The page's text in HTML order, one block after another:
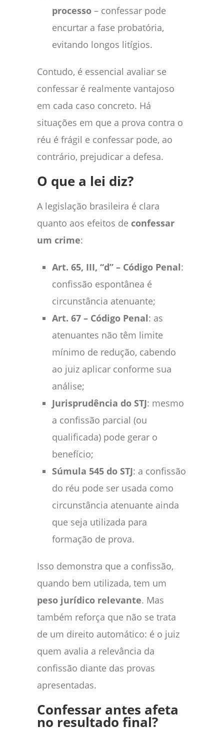
processo – confessar pode
encurtar a fase probatória,
evitando longos litígios.
Contudo, é essencial avaliar se
confessar é realmente vantajoso
em cada caso concreto. Há
situações em que a prova contra o
réu é frágil e confessar pode, ao
contrário, prejudicar a defesa.
O que a lei diz?
A legislação brasileira é clara
quanto aos efeitos de confessar
um crime:
Art. 65, III, “d” – Código Penal:
confissão espontânea é
circunstância atenuante;
Art. 67 – Código Penal: as
atenuantes não têm limite
mínimo de redução, cabendo
ao juiz aplicar conforme sua
análise;
Jurisprudência do STJ: mesmo
a confissão parcial (ou
qualificada) pode gerar o
benefício;
Súmula 545 do STJ: a confissão
do réu pode ser usada como
circunstância atenuante ainda
que seja utilizada para
formação de prova.
Isso demonstra que a confissão,
quando bem utilizada, tem um
peso jurídico relevante. Mas
também reforça que não se trata
de um direito automático: é o juiz
quem avalia a relevância da
confissão diante das provas
apresentadas.
Confessar antes afeta
no resultado final?